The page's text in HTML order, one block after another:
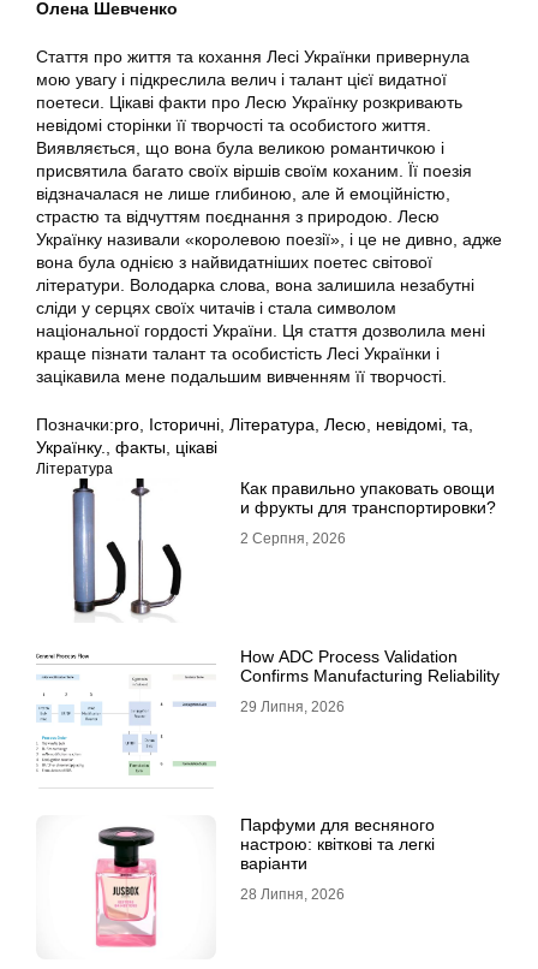
Олена Шевченко
Стаття про життя та кохання Лесі Українки привернула
мою увагу і підкреслила велич і талант цієї видатної
поетеси. Цікаві факти про Лесю Українку розкривають
невідомі сторінки її творчості та особистого життя.
Виявляється, що вона була великою романтичкою і
присвятила багато своїх віршів своїм коханим. Її поезія
відзначалася не лише глибиною, але й емоційністю,
страстю та відчуттям поєднання з природою. Лесю
Українку називали «королевою поезії», і це не дивно, адже
вона була однією з найвидатніших поетес світової
літератури. Володарка слова, вона залишила незабутні
сліди у серцях своїх читачів і стала символом
національної гордості України. Ця стаття дозволила мені
краще пізнати талант та особистість Лесі Українки і
зацікавила мене подальшим вивченням її творчості.
Позначки:pro Історичні Література Лесю невідомі та
Українку.
факты цікаві
Література
Как правильно упаковать овощи
и фрукты для транспортировки?
2 Серпня, 2026
How ADC Process Validation
Confirms Manufacturing Reliability
29 Липня, 2026
Парфуми для весняного
настрою: квіткові та легкі
варіанти
28 Липня, 2026